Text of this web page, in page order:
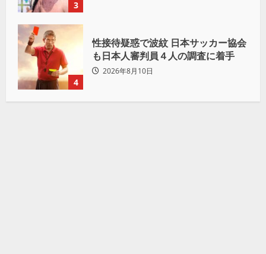
3
4
性接待疑惑で波紋 日本サッカー協会
も日本人審判員４人の調査に着手
2026年8月10日